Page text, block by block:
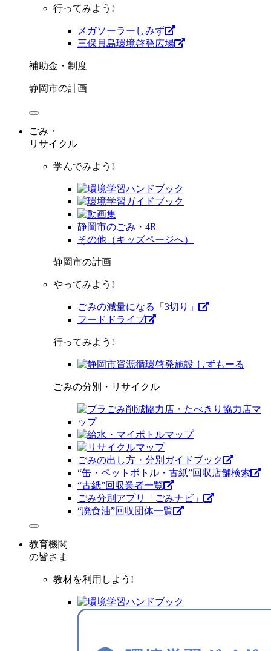
行ってみよう!
メガソーラーしみず
三保貝島環境啓発広場
補助金・制度
静岡市の計画
ごみ・
リサイクル
学んでみよう!
静岡市のごみ・4R
その他（キッズページへ）
静岡市の計画
やってみよう!
ごみの減量になる「3切り」
フードドライブ
行ってみよう!
ごみの分別・リサイクル
ごみの出し方・分別ガイドブック
“缶・ペットボトル・古紙”回収店舗検索
“古紙”回収業者一覧
ごみ分別アプリ「ごみナビ」
“廃食油”回収団体一覧
教育機関
の皆さま
教材を利用しよう!